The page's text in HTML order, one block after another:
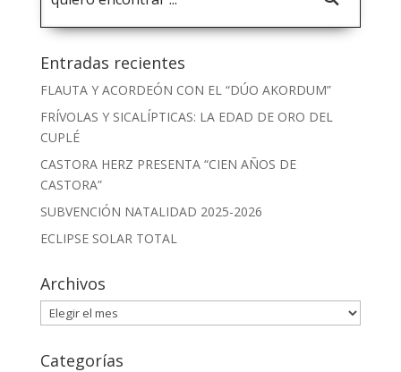
Entradas recientes
FLAUTA Y ACORDEÓN CON EL “DÚO AKORDUM”
FRÍVOLAS Y SICALÍPTICAS: LA EDAD DE ORO DEL
CUPLÉ
CASTORA HERZ PRESENTA “CIEN AÑOS DE
CASTORA”
SUBVENCIÓN NATALIDAD 2025-2026
ECLIPSE SOLAR TOTAL
Archivos
Archivos
Categorías